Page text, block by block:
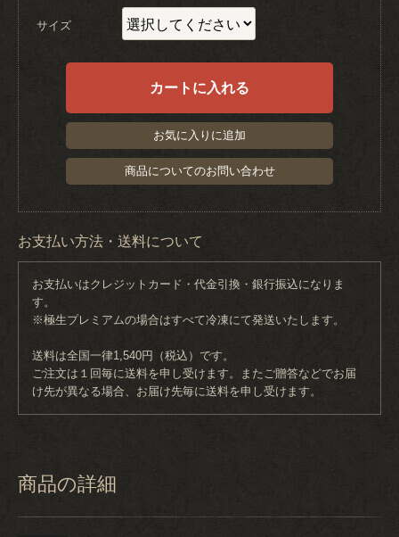
サイズ
カートに入れる
お気に入りに追加
商品についてのお問い合わせ
お支払い方法・送料について
お支払いはクレジットカード・代金引換・銀行振込になりま
す。
※極生プレミアムの場合はすべて冷凍にて発送いたします。
送料は全国一律1,540円（税込）です。
ご注文は１回毎に送料を申し受けます。またご贈答などでお届
け先が異なる場合、お届け先毎に送料を申し受けます。
商品の詳細